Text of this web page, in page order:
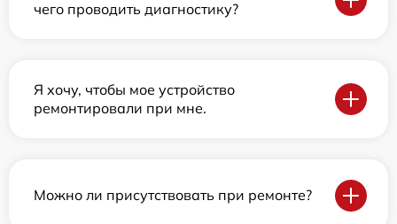
чего проводить диагностику?
Я хочу, чтобы мое устройство
ремонтировали при мне.
Можно ли присутствовать при ремонте?